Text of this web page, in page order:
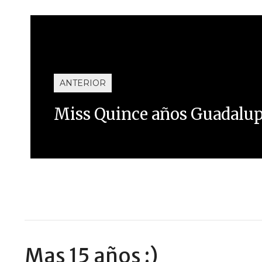
ANTERIOR
Miss Quince años
Mas 15 años :)